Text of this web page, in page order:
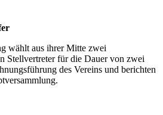
wählt aus ihrer Mitte zwei
Stellvertreter für die Dauer von zwei
des Vereins und berichten